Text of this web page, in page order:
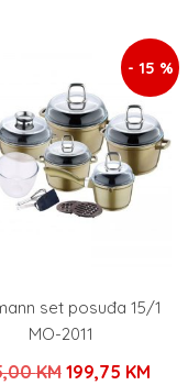
- 15 %
set posuđa 15/1
MO-2011
KM Izvorna
199,75 KM